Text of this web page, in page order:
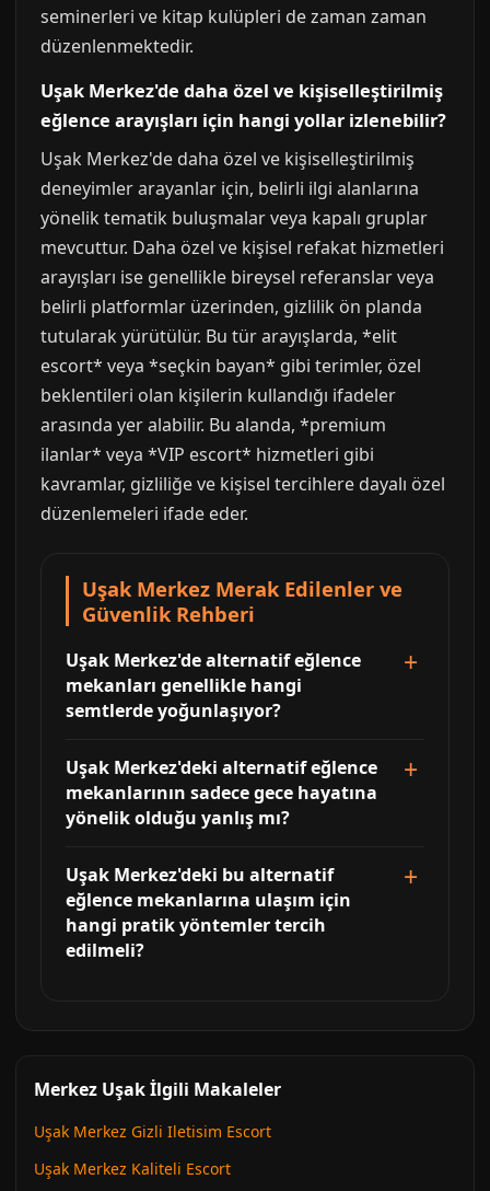
seminerleri ve kitap kulüpleri de zaman zaman
düzenlenmektedir.
Uşak Merkez'de daha özel ve kişiselleştirilmiş
eğlence arayışları için hangi yollar izlenebilir?
Uşak Merkez'de daha özel ve kişiselleştirilmiş
deneyimler arayanlar için, belirli ilgi alanlarına
yönelik tematik buluşmalar veya kapalı gruplar
mevcuttur. Daha özel ve kişisel refakat hizmetleri
arayışları ise genellikle bireysel referanslar veya
belirli platformlar üzerinden, gizlilik ön planda
tutularak yürütülür. Bu tür arayışlarda, *elit
escort* veya *seçkin bayan* gibi terimler, özel
beklentileri olan kişilerin kullandığı ifadeler
arasında yer alabilir. Bu alanda, *premium
ilanlar* veya *VIP escort* hizmetleri gibi
kavramlar, gizliliğe ve kişisel tercihlere dayalı özel
düzenlemeleri ifade eder.
Uşak Merkez Merak Edilenler ve
Güvenlik Rehberi
Uşak Merkez'de alternatif eğlence
mekanları genellikle hangi
semtlerde yoğunlaşıyor?
Uşak Merkez'deki alternatif eğlence
mekanlarının sadece gece hayatına
yönelik olduğu yanlış mı?
Uşak Merkez'deki bu alternatif
eğlence mekanlarına ulaşım için
hangi pratik yöntemler tercih
edilmeli?
Merkez Uşak İlgili Makaleler
Uşak Merkez Gizli Iletisim Escort
Uşak Merkez Kaliteli Escort